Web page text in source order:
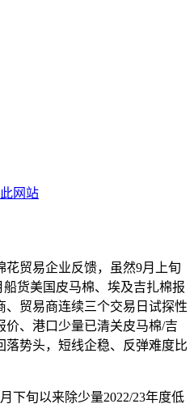
网站
贸易企业反馈，虽然9月上旬
货美国皮马棉、埃及吉扎棉报
贸易商连续三个交易日试探性
价、港口少量已清关皮马棉/吉
落势头，短线企稳、反弹难度比
旬以来除少量2022/23年度低